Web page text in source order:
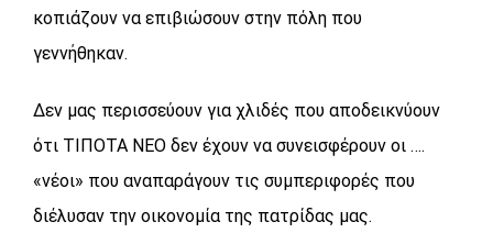
κοπιάζουν να επιβιώσουν στην πόλη που
γεννήθηκαν.
Δεν μας περισσεύουν για χλιδές που αποδεικνύουν
ότι ΤΙΠΟΤΑ ΝΕΟ δεν έχουν να συνεισφέρουν οι ….
«νέοι» που αναπαράγουν τις συμπεριφορές που
διέλυσαν την οικονομία της πατρίδας μας.